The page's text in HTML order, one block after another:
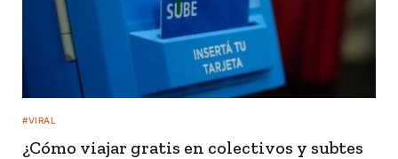
#VIRAL
¿Cómo viajar gratis en colectivos y subtes